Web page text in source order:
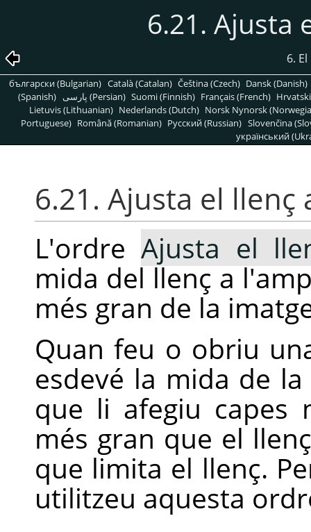
6.21. Ajusta
6.
български (Bulgarian) Català (Catalan) Čeština (Czech) Dansk (Danish)
(Spanish)
پارسی (Persian) Suomi (Finnish) Français (French)
Lietuvis (Lithuanian) Nederlands (Dutch) Norsk Nynorsk
Portuguese) Română (Romanian) Pусский (Russian) Slovenčina
український
6.21. Ajusta el llenç
L'ordreAjusta el
mida del llenç a
més gran de la
Quan feu o obriu
esdevé la mida de
que li afegiu capes
més gran que el
que limita el llenç.
utilitzeu aquesta